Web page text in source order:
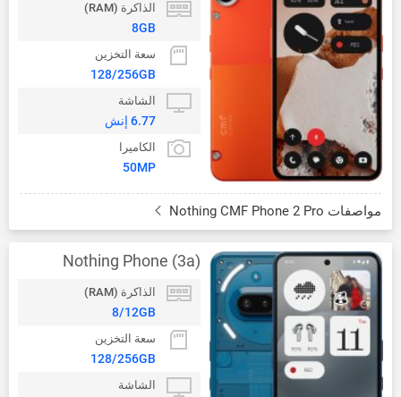
الذاكرة (RAM)
8GB
سعة التخزين
128/256GB
الشاشة
6.77 إنش
الكاميرا
50MP
مواصفات Nothing CMF Phone 2 Pro
Nothing Phone (3a)
الذاكرة (RAM)
8/12GB
سعة التخزين
128/256GB
الشاشة